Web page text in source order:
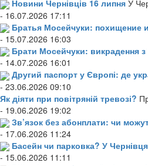
Новини Чернівців 16 липня У
- 16.07.2026 17:11
Братья Мосейчуки: похищение
- 15.07.2026 16:03
Брати Мосейчуки: викрадення
- 14.07.2026 16:01
Другий паспорт у Європі: де
- 23.06.2026 09:10
Як діяти при повітряній тревозі?
- 19.06.2026 19:02
Зв’язок без абонплати: чи
- 17.06.2026 11:24
Басейн чи парковка? У
- 15.06.2026 11:11